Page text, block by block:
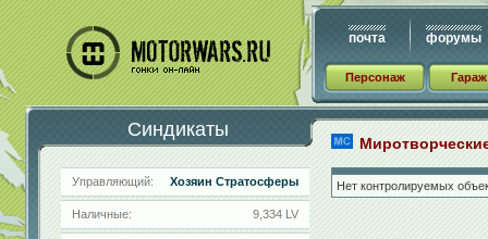
почта форумы
Персонаж Гараж
Синдикаты
Управляющий: Хозяин Стратосферы
Наличные: 9,334 LV
Нет контролируемых